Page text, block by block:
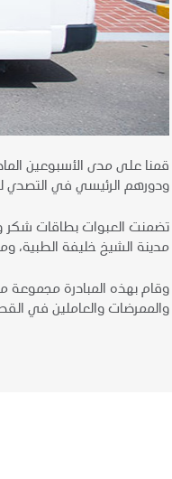
ودورهم الرئيسي في التصدي لفيروس كورونا (كوفيد-19)، وضمان
تضمنت العبوات بطاقات شكر
مدينة الشيخ خليفة الطبية،
وقام بهذه المبادرة مجموعة
والممرضات والعاملين في